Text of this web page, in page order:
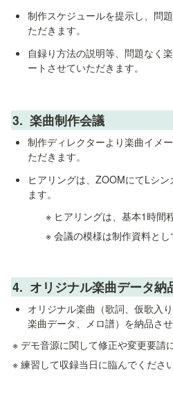
制作スケジュールを提示し、問
ただきます。
自録り方法の説明等、問題なく
ートさせていただきます。
3. 楽曲制作会議
制作ディレクターより楽曲イメ
ただきます。
ヒアリングは、ZOOMにてLシ
ます。
※ ヒアリングは、基本1時間
※ 会議の模様は制作資料とし
4. オリジナル楽曲データ納
オリジナル楽曲（歌詞、仮歌入
楽曲データ、メロ譜）を納品させ
※ デモ音源に関して修正や変更要請
※ 練習して収録当日に臨んでください